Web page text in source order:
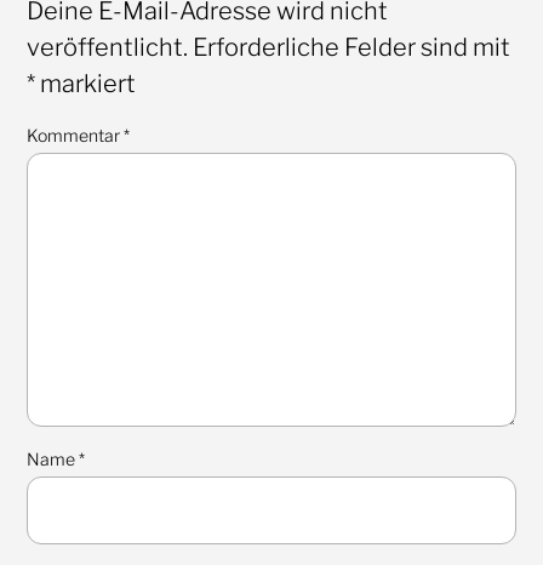
Deine E-Mail-Adresse wird nicht
veröffentlicht. Erforderliche Felder sind mit
*markiert
Kommentar*
Name*